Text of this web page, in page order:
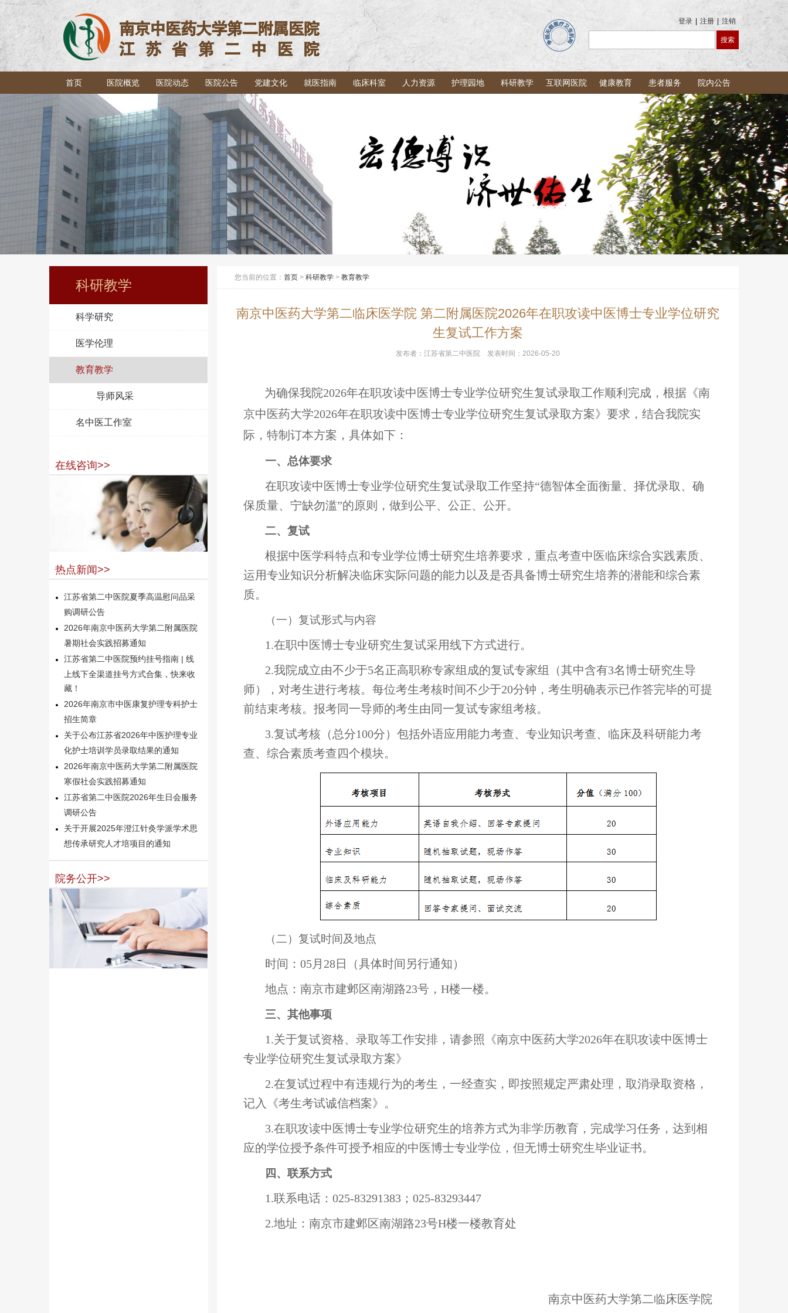
登录 注册 注销
首页 医院概览 医院动态 医院公告 党建文化 就医指南 临床科室 人力资源 护理园地 科研教学 互联网医院 健康教育 患者服务 院内公告
科研教学
科学研究
医学伦理
教育教学
导师风采
名中医工作室
在线咨询>>
热点新闻>>
江苏省第二中医院夏季高温慰问品采
购调研公告
2026年南京中医药大学第二附属医院
暑期社会实践招募通知
江苏省第二中医院预约挂号指南 | 线
上线下全渠道挂号方式合集，快来收
藏！
2026年南京市中医康复护理专科护士
招生简章
关于公布江苏省2026年中医护理专业
化护士培训学员录取结果的通知
2026年南京中医药大学第二附属医院
寒假社会实践招募通知
江苏省第二中医院2026年生日会服务
调研公告
关于开展2025年澄江针灸学派学术思
想传承研究人才培项目的通知
院务公开>>
您当前的位置： 首页 > 科研教学 > 教育教学
南京中医药大学第二临床医学院 第二附属医院2026年在职攻读中医博士专业学位研究
生复试工作方案
发布者： 江苏省第二中医院 发表时间： 2026-05-20
为确保我院2026年在职攻读中医博士专业学位研究生复试录取工作顺利完成，根据《南
京中医药大学2026年在职攻读中医博士专业学位研究生复试录取方案》要求，结合我院实
际，特制订本方案，具体如下：
一、总体要求
在职攻读中医博士专业学位研究生复试录取工作坚持“德智体全面衡量、择优录取、确
保质量、宁缺勿滥”的原则，做到公平、公正、公开。
二、复试
根据中医学科特点和专业学位博士研究生培养要求，重点考查中医临床综合实践素质、
运用专业知识分析解决临床实际问题的能力以及是否具备博士研究生培养的潜能和综合素
质。
（一）复试形式与内容
1.在职中医博士专业研究生复试采用线下方式进行。
2.我院成立由不少于5名正高职称专家组成的复试专家组（其中含有3名博士研究生导
师），对考生进行考核。每位考生考核时间不少于20分钟，考生明确表示已作答完毕的可提
前结束考核。报考同一导师的考生由同一复试专家组考核。
3.复试考核（总分100分）包括外语应用能力考查、专业知识考查、临床及科研能力考
查、综合素质考查四个模块。
（二）复试时间及地点
时间：05月28日（具体时间另行通知）
地点：南京市建邺区南湖路23号，H楼一楼。
三、其他事项
1.关于复试资格、录取等工作安排，请参照《南京中医药大学2026年在职攻读中医博士
专业学位研究生复试录取方案》
2.在复试过程中有违规行为的考生，一经查实，即按照规定严肃处理，取消录取资格，
记入《考生考试诚信档案》。
3.在职攻读中医博士专业学位研究生的培养方式为非学历教育，完成学习任务，达到相
应的学位授予条件可授予相应的中医博士专业学位，但无博士研究生毕业证书。
四、联系方式
1.联系电话：025-83291383；025-83293447
2.地址：南京市建邺区南湖路23号H楼一楼教育处
南京中医药大学第二临床医学院